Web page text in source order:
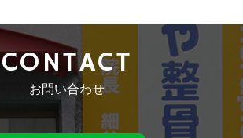
CONTACT
お問い合わせ